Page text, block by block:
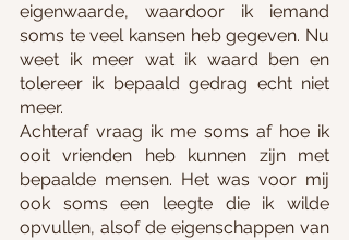
eigenwaarde, waardoor ik iemand
soms te veel kansen heb gegeven. Nu
weet ik meer wat ik waard ben en
tolereer ik bepaald gedrag echt niet
meer.
Achteraf vraag ik me soms af hoe ik
ooit vrienden heb kunnen zijn met
bepaalde mensen. Het was voor mij
ook soms een leegte die ik wilde
opvullen, alsof de eigenschappen van